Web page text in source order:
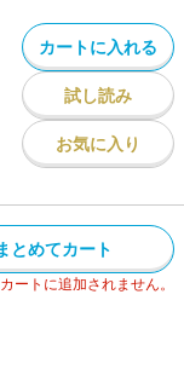
カートに入れる
試し読み
お気に入り
とめてカート
ートに追加されません。